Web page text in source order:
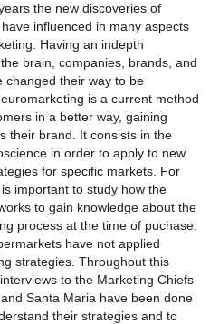
the new discoveries of
influenced in many aspects
Having an indepth
brain, companies, brands, and
changed their way to be
is a current method
in a better way, gaining
their brand. It consists in the
in order to apply to new
for specific markets. For
important to study how the
to gain knowledge about the
process at the time of puchase.
have not applied
strategies. Throughout this
to the Marketing Chiefs
Santa Maria have been done
their strategies and to